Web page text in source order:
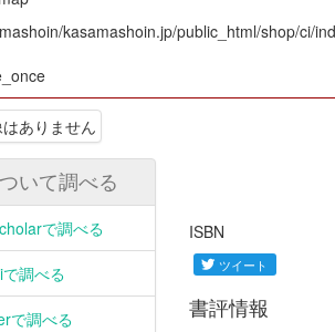
kasamashoin.jp/public_html/shop/ci/
いて調べる
で調べる
調べる
で調べる
ISBN
書評情報